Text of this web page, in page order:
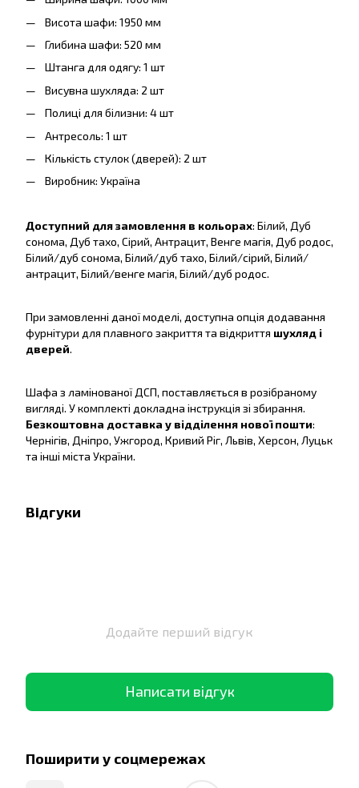
Висота шафи: 1950 мм
Глибина шафи: 520 мм
Штанга для одягу: 1 шт
Висувна шухляда: 2 шт
Полиці для білизни: 4 шт
Антресоль: 1 шт
Кількість стулок (дверей): 2 шт
Виробник: Україна
Доступний для замовлення в кольорах: Білий, Дуб
сонома, Дуб тахо, Сірий, Антрацит, Венге магія, Дуб родос,
Білий/дуб сонома, Білий/дуб тахо, Білий/сірий, Білий/
антрацит, Білий/венге магія, Білий/дуб родос.
При замовленні даної моделі, доступна опція додавання
фурнітури для плавного закриття та відкриття шухляд і
дверей.
Шафа з ламінованої ДСП, поставляється в розібраному
вигляді. У комплекті докладна інструкція зі збирання.
Безкоштовна доставка у відділення нової пошти:
Чернігів, Дніпро, Ужгород, Кривий Ріг, Львів, Херсон, Луцьк
та інші міста України.
Відгуки
Додайте перший відгук
Написати відгук
Поширити у соцмережах